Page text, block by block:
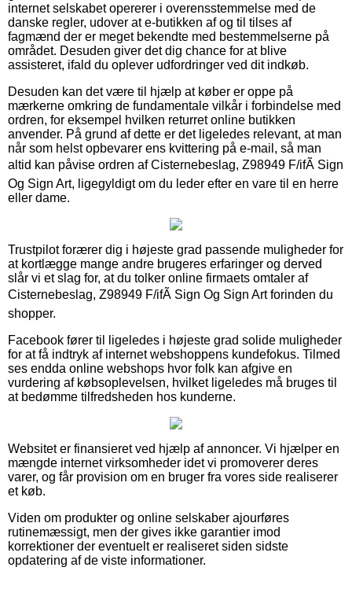
internet selskabet opererer i overensstemmelse med de
danske regler, udover at e-butikken af og til tilses af
fagmænd der er meget bekendte med bestemmelserne på
området. Desuden giver det dig chance for at blive
assisteret, ifald du oplever udfordringer ved dit indkøb.
Desuden kan det være til hjælp at køber er oppe på
mærkerne omkring de fundamentale vilkår i forbindelse med
ordren, for eksempel hvilken returret online butikken
anvender. På grund af dette er det ligeledes relevant, at man
når som helst opbevarer ens kvittering på e-mail, så man
altid kan påvise ordren af Cisternebeslag, Z98949 F/ifÃ Sign
Og Sign Art, ligegyldigt om du leder efter en vare til en herre
eller dame.
Trustpilot forærer dig i højeste grad passende muligheder for
at kortlægge mange andre brugeres erfaringer og derved
slår vi et slag for, at du tolker online firmaets omtaler af
Cisternebeslag, Z98949 F/ifÃ Sign Og Sign Art forinden du
shopper.
Facebook fører til ligeledes i højeste grad solide muligheder
for at få indtryk af internet webshoppens kundefokus. Tilmed
ses endda online webshops hvor folk kan afgive en
vurdering af købsoplevelsen, hvilket ligeledes må bruges til
at bedømme tilfredsheden hos kunderne.
Websitet er finansieret ved hjælp af annoncer. Vi hjælper en
mængde internet virksomheder idet vi promoverer deres
varer, og får provision om en bruger fra vores side realiserer
et køb.
Viden om produkter og online selskaber ajourføres
rutinemæssigt, men der gives ikke garantier imod
korrektioner der eventuelt er realiseret siden sidste
opdatering af de viste informationer.